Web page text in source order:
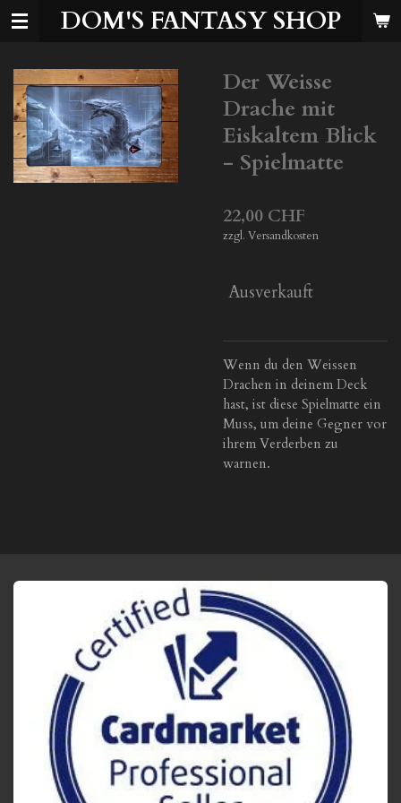
Zum
DOM'S FANTASY SHOP
Der Weisse
Drache mit
Eiskaltem Blick
- Spielmatte
22,00 CHF
zzgl. Versandkosten
Ausverkauft
Wenn du den Weissen
Drachen in deinem Deck
hast, ist diese Spielmatte ein
Muss, um deine Gegner vor
ihrem Verderben zu
warnen.